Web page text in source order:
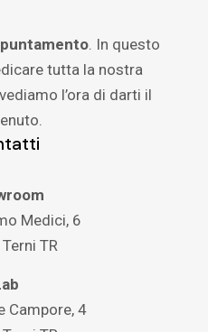
. In questo
tutta la nostra
l’ora di darti il
Medici, 6
TR
Campore, 4